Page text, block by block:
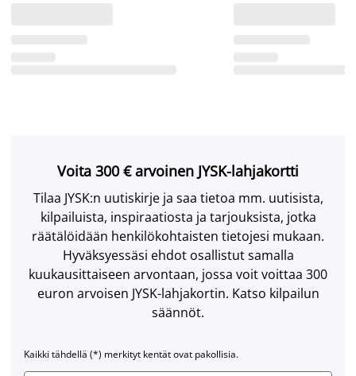
Voita 300 € arvoinen JYSK-lahjakortti
Tilaa JYSK:n uutiskirje ja saa tietoa mm. uutisista,
kilpailuista, inspiraatiosta ja tarjouksista, jotka
räätälöidään henkilökohtaisten tietojesi mukaan.
Hyväksyessäsi ehdot osallistut samalla
kuukausittaiseen arvontaan, jossa voit voittaa 300
euron arvoisen JYSK-lahjakortin. Katso kilpailun
säännöt.
Kaikki tähdellä (*) merkityt kentät ovat pakollisia.